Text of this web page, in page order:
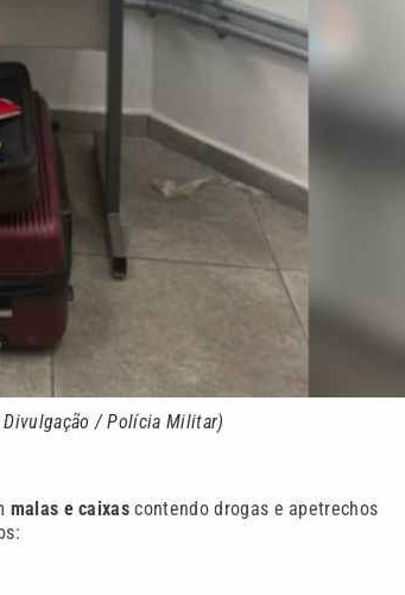
Divulgação / Polícia Militar)
malas e caixas contendo drogas e apetrechos